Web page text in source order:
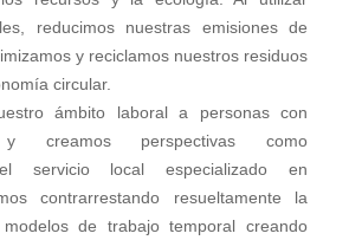
reducimos nuestras emisiones de
y reciclamos nuestros residuos
circular.
ámbito laboral a personas con
y creamos perspectivas como
servicio local especializado en
contrarrestando resueltamente la
de trabajo temporal creando